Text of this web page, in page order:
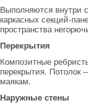
Выполняются внутри
каркасных секций-
пространства
Перекрытия
Композитные
перекрытия. Потолок
маякам.
Наружные стены